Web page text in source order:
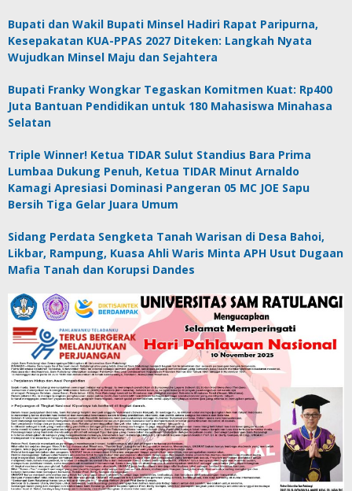
Bupati dan Wakil Bupati Minsel Hadiri Rapat Paripurna,
Kesepakatan KUA-PPAS 2027 Diteken: Langkah Nyata
Wujudkan Minsel Maju dan Sejahtera
Bupati Franky Wongkar Tegaskan Komitmen Kuat: Rp400
Juta Bantuan Pendidikan untuk 180 Mahasiswa Minahasa
Selatan
Triple Winner! Ketua TIDAR Sulut Standius Bara Prima
Lumbaa Dukung Penuh, Ketua TIDAR Minut Arnaldo
Kamagi Apresiasi Dominasi Pangeran 05 MC JOE Sapu
Bersih Tiga Gelar Juara Umum
Sidang Perdata Sengketa Tanah Warisan di Desa Bahoi,
Likbar, Rampung, Kuasa Ahli Waris Minta APH Usut Dugaan
Mafia Tanah dan Korupsi Dandes